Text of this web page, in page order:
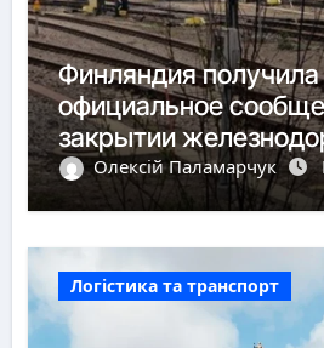
Финляндия
официальное
закрытии
пунктов пропуска
Олексій Паламарчук
Логістика та транспорт